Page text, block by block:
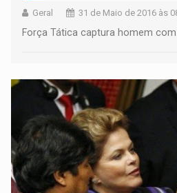
Geral 31 de Maio de 2016 às
Força Tática captura homem